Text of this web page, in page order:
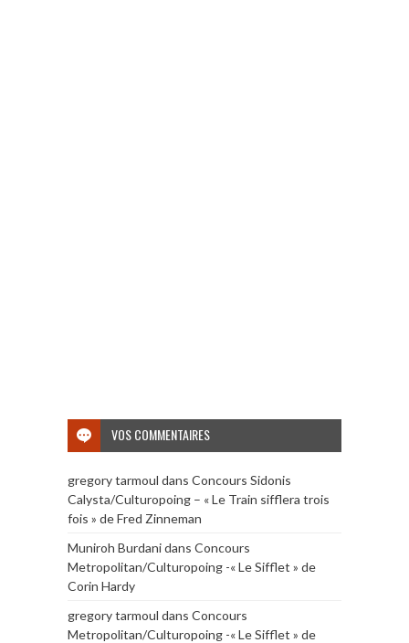
VOS COMMENTAIRES
gregory tarmoul dans Concours Sidonis
Calysta/Culturopoing – « Le Train sifflera trois
fois » de Fred Zinneman
Muniroh Burdanidans Concours
Metropolitan/Culturopoing -« Le Sifflet » de
Corin Hardy
gregory tarmoul dans Concours
Metropolitan/Culturopoing -« Le Sifflet » de